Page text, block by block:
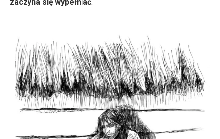
zaczyna się wypełniać.